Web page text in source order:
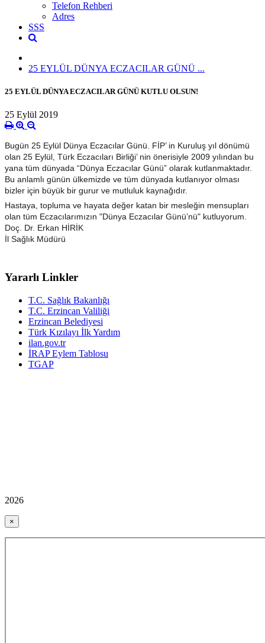
Telefon Rehberi
Adres
SSS
25 EYLÜL DÜNYA ECZACILAR GÜNÜ ...
25 EYLÜL DÜNYA ECZACILAR GÜNÜ KUTLU OLSUN!
25 Eylül 2019
Bugün 25 Eylül Dünya Eczacılar Günü. FİP’ in Kuruluş yıl dönümü
olan 25 Eylül, Türk Eczacıları Birliği’ nin önerisiyle 2009 yılından bu
yana tüm dünyada “Dünya Eczacılar Günü” olarak kutlanmaktadır.
Bu anlamlı günün ülkemizde ve tüm dünyada kutlanıyor olması
bizler için büyük bir gurur ve mutluluk kaynağıdır.
Hastaya, topluma ve hayata değer katan bir mesleğin mensupları
olan tüm Eczacılarımızın "Dünya Eczacılar Günü’nü" kutluyorum.
Doç. Dr. Erkan HİRİK
İl Sağlık Müdürü
Yararlı Linkler
T.C. Sağlık Bakanlığı
T.C. Erzincan Valiliği
Erzincan Belediyesi
Türk Kızılayı İlk Yardım
ilan.gov.tr
İRAP Eylem Tablosu
TGAP
2026
×